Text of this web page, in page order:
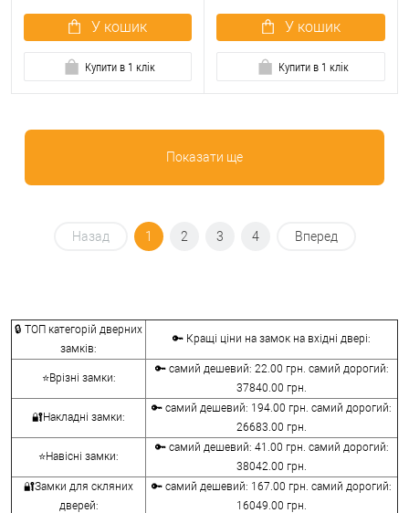
У кошик
Купити в 1 клік
У кошик
Купити в 1 клік
Показати ще
Назад 1 2 3 4 Вперед
🔒 ТОП категорій дверних
замків:
🔑 Кращі ціни на замок на вхідні двері:
⭐Врізні замки:
🔑 самий дешевий: 22.00 грн. самий дорогий:
37840.00 грн.
🔐Накладні замки:
🔑 самий дешевий: 194.00 грн. самий дорогий:
26683.00 грн.
⭐Навісні замки:
🔑 самий дешевий: 41.00 грн. самий дорогий:
38042.00 грн.
🔐Замки для скляних
дверей:
🔑 самий дешевий: 167.00 грн. самий дорогий:
16049.00 грн.